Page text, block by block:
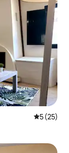
Средна
5 (25)